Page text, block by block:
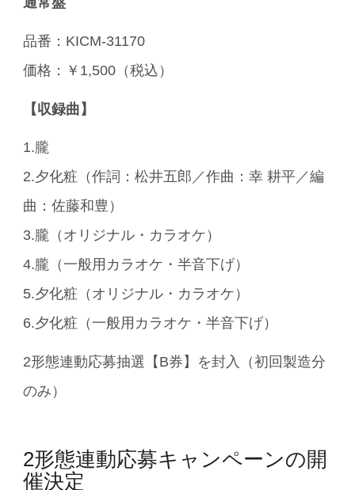
品番：KICM-31170
価格：￥1,500（税込）
【収録曲】
1.朧
2.夕化粧（作詞：松井五郎／作曲：幸 耕平／編
曲：佐藤和豊）
3.朧（オリジナル・カラオケ）
4.朧（一般用カラオケ・半音下げ）
5.夕化粧（オリジナル・カラオケ）
6.夕化粧（一般用カラオケ・半音下げ）
2形態連動応募抽選【B券】を封入（初回製造分
のみ）
2形態連動応募キャンペーンの開
催決定